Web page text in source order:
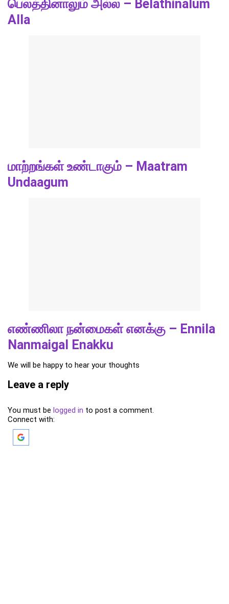
பெலத்தினாலும் அல்ல – Belathinalum
Alla
மாற்றங்கள் உண்டாகும் – Maatram
Undaagum
எண்ணிலா நன்மைகள் எனக்கு – Ennila
Nanmaigal Enakku
We will be happy to hear your thoughts
Leave a reply
You must be logged in to post a comment.
Connect with: